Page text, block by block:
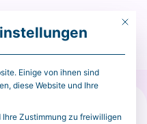
Mit
Einige von ihnen sind
diese Website und Ihre
Ihre Zustimmung zu freiwilligen